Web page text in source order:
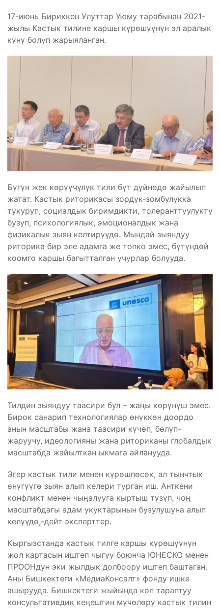
17-июнь Бириккен Улуттар Уюму тарабынан 2021-
жылы Кастык тилине каршы күрөшүүнүн эл аралык
күнү болуп жарыяланган.
Бүгүн жек көрүүчүлүк тили бүт дүйнөдө жайылып
жатат. Кастык риторикасы зордук-зомбулукка
тукуруп, социалдык биримдикти, толеранттуулукту
бузуп, психологиялык, эмоционалдык жана
физикалык зыян келтирүүдө. Мындай зыяндуу
риторика бир эле адамга же топко эмес, бүтүндөй
коомго каршы багытталган учурлар болууда.
Тилдин зыяндуу таасири бул – жаңы көрүнүш эмес.
Бирок санарип технологиялар өнүккөн доордо
анын масштабы жана таасири күчөп, бөлүп-
жаруучу, идеологияны жана риториканы глобалдык
масштабда жайылткан ыкмага айланууда.
Эгер кастык тили менен күрөшпөсөк, ал тынчтык
өнүгүүгө зыян алып келери турган иш. Анткени
конфликт менен чыңалууга кыртыш түзүп, чоң
масштабдагы адам укуктарынын бузулушуна алып
келүүдө,-дейт эксперттер.
Кыргызстанда кастык тилге каршы күрөшүүнүн
жол картасын иштеп чыгуу боюнча ЮНЕСКО менен
ПРООНдун эки жылдык долбоору иштеп баштаган.
Аны Бишкектеги «МедиаКонсалт» фонду ишке
ашырууда. Бишкектеги жыйында көп тараптуу
консультативдик кеңештин мүчөлөрү кастык тилин